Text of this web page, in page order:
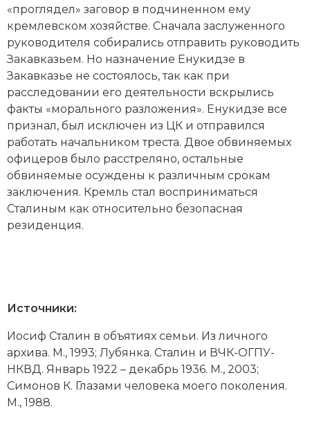
Образование
Общественные объединения и организации
Политическая история
Революции и народные движения
Религия и церковь
Россия
Северная Америка
«проглядел» заговор в подчиненном ему
кремлевском хозяйстве. Сначала заслуженного
руководителя собирались отправить руководить
Закавказьем. Но назначение Енукидзе в
Закавказье не состоялось, так как при
расследовании его деятельности вскрылись
факты «морального разложения». Енукидзе все
признал, был исключен из ЦК и отправился
работать начальником треста. Двое обвиняемых
офицеров было расстреляно, остальные
обвиняемые осуждены к различным срокам
заключения. Кремль стал восприниматься
Сталиным как относительно безопасная
резиденция.
Источники:
Иосиф Сталин в объятиях семьи. Из личного
архива. М., 1993; Лубянка. Сталин и ВЧК-ОГПУ-
НКВД. Январь 1922 – декабрь 1936. М., 2003;
Симонов К. Глазами человека моего поколения.
М., 1988.